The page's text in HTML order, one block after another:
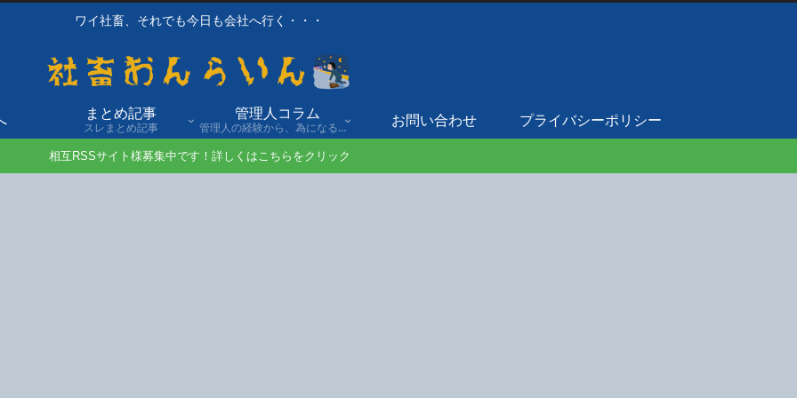
ワイ社畜、それでも今日も会社へ行く・・・
まとめ記事
スレまとめ記事
管理人コラム
管理人の経験から、為になる話や自身の経験談を発信。
お問い合わせ プライバシーポリシー
相互RSSサイト様募集中です！詳しくはこちらをクリック